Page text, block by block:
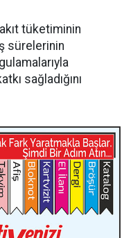
tüketiminin
sürelerinin
sağladığını